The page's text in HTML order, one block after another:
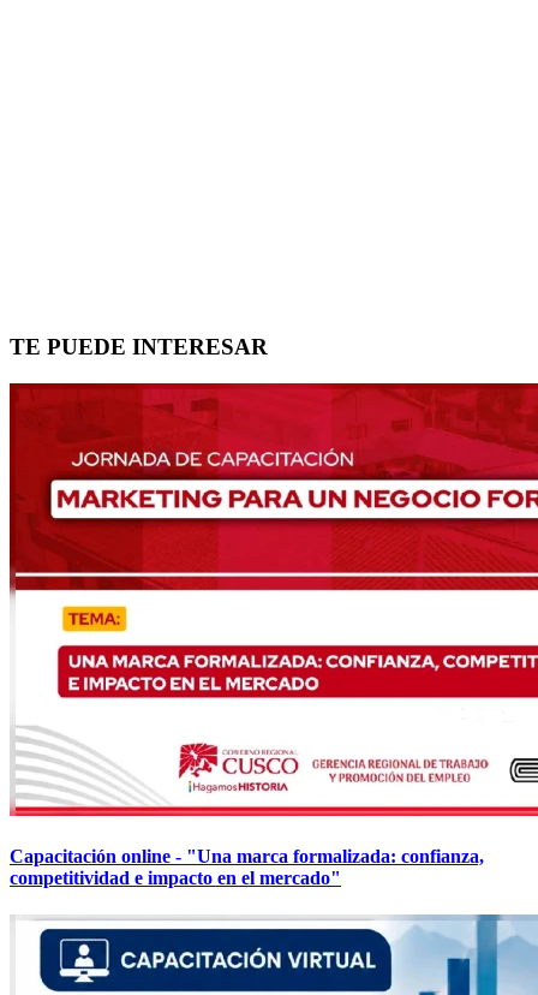
TE PUEDE INTERESAR
Capacitación online - "Una marca formalizada: confianza,
competitividad e impacto en el mercado"